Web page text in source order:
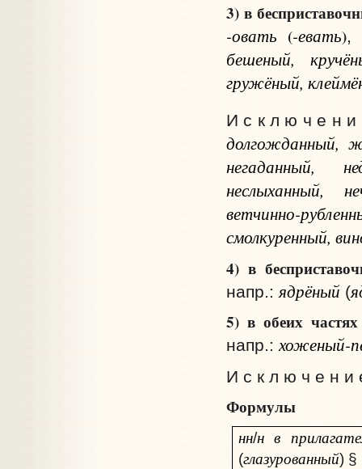
3) в
-овать (-евать),
бешеный,
гружёный,
И с к л ю ч е н
долгожданный,
негаданный,
неслыханный,
ветчинно-
смолкуренный,
4) в
напр.: ядрёный (
5) в обеих
напр.: хоженый-
И с к л ю ч е н и
Формулы
нн/н в
(глазурованный) §